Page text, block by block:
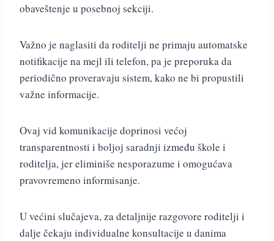
obaveštenje u posebnoj sekciji.
Važno je naglasiti da roditelji ne primaju automatske
notifikacije na mejl ili telefon, pa je preporuka da
periodično proveravaju sistem, kako ne bi propustili
važne informacije.
Ovaj vid komunikacije doprinosi većoj
transparentnosti i boljoj saradnji između škole i
roditelja, jer eliminiše nesporazume i omogućava
pravovremeno informisanje.
U većini slučajeva, za detaljnije razgovore roditelji i
dalje čekaju individualne konsultacije u danima